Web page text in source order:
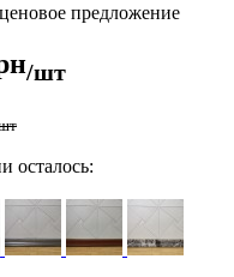
предложение
/шт
осталось: